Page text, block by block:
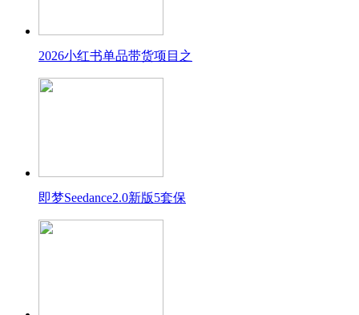
2026小红书单品带货项目之
即梦Seedance2.0新版5套保